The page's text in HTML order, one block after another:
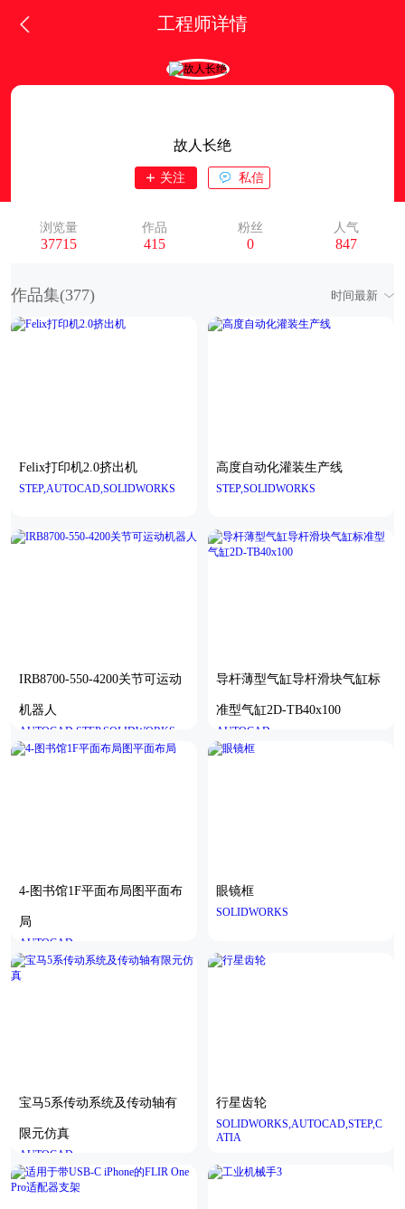
工程师详情
故人长绝
关注 私信
浏览量
37715
作品
415
粉丝
0
人气
847
作品集(377)
Felix打印机2.0挤出机
STEP,AUTOCAD,SOLIDWORKS
高度自动化灌装生产线
STEP,SOLIDWORKS
IRB8700-550-4200关节可运动
机器人
AUTOCAD,STEP,SOLIDWORKS
导杆薄型气缸导杆滑块气缸标
准型气缸2D-TB40x100
AUTOCAD
4-图书馆1F平面布局图平面布
局
AUTOCAD
眼镜框
SOLIDWORKS
宝马5系传动系统及传动轴有
限元仿真
AUTOCAD
行星齿轮
SOLIDWORKS,AUTOCAD,STEP,C
ATIA